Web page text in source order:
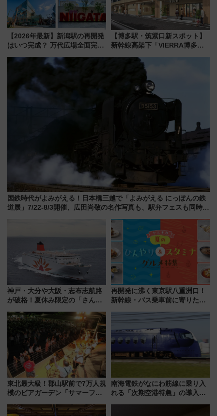
【2026年最新】新潟駅の再開発
はいつ完成？ 万代広場全面完成
開発、バスタ新潟構想まで徹底
【博多駅・筑紫口新スポット】
新幹線高架下「VIERRA博多テ
など注目の全6店舗 「博多活憩
通り」も一新
国鉄時代がよみがえる！日本橋三越で「よみがえる にっぽんの鉄
道展」7/22-8/3開催、広田尚敬の名作写真も、駅弁フェスも同時開
神戸・大分や大阪・志布志航路
が破格！夏休み限定の「さんふ
ート 夕朝食ビュッフェ付きで
快適な船旅はいかが？
再開発に沸く東京駅八重洲口！
新幹線・バス乗車前に寄りたい
やり＆スタミナグルメ」6選【新
店舗も！】
東北最大級！郡山駅前で7万人規
模のビアガーデン「サマーフェ
7/24-26開催！ 有料席はJRE
南海電鉄がなにわ筋線に乗り入
れる「次期空港特急」の導入を